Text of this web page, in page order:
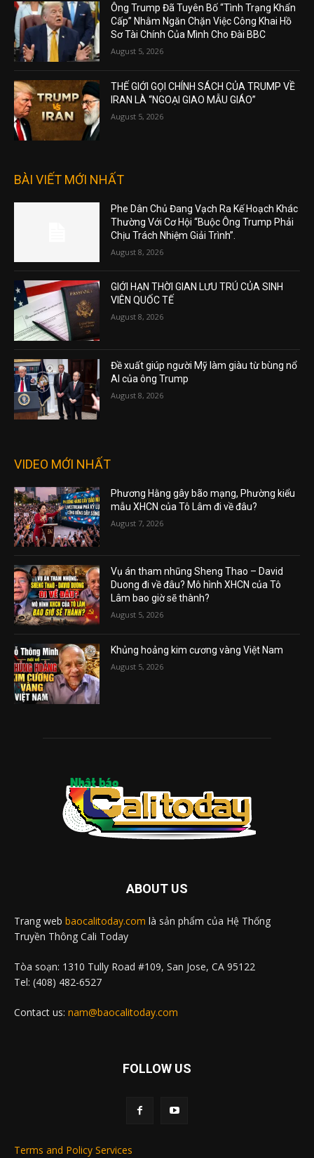
Ông Trump Đã Tuyên Bố “Tình Trạng Khẩn
Cấp” Nhằm Ngăn Chặn Việc Công Khai Hồ
Sơ Tài Chính Của Mình Cho Đài BBC
August 5, 2026
THẾ GIỚI GỌI CHÍNH SÁCH CỦA TRUMP VỀ
IRAN LÀ “NGOẠI GIAO MẪU GIÁO”
August 5, 2026
BÀI VIẾT MỚI NHẤT
Phe Dân Chủ Đang Vạch Ra Kế Hoạch Khác
Thường Với Cơ Hội “Buộc Ông Trump Phải
Chịu Trách Nhiệm Giải Trình”.
August 8, 2026
GIỚI HẠN THỜI GIAN LƯU TRÚ CỦA SINH
VIÊN QUỐC TẾ
August 8, 2026
Đề xuất giúp người Mỹ làm giàu từ bùng nổ
AI của ông Trump
August 8, 2026
VIDEO MỚI NHẤT
Phương Hằng gây bão mạng, Phường kiểu
mẫu XHCN của Tô Lâm đi về đâu?
August 7, 2026
Vụ án tham nhũng Sheng Thao – David
Duong đi về đâu? Mô hình XHCN của Tô
Lâm bao giờ sẽ thành?
August 5, 2026
Khủng hoảng kim cương vàng Việt Nam
August 5, 2026
ABOUT US
Trang web baocalitoday.com là sản phẩm của Hệ Thống
Truyền Thông Cali Today
Tòa soạn: 1310 Tully Road #109, San Jose, CA 95122
Tel: (408) 482-6527
Contact us: nam@baocalitoday.com
FOLLOW US
Terms and Policy Services